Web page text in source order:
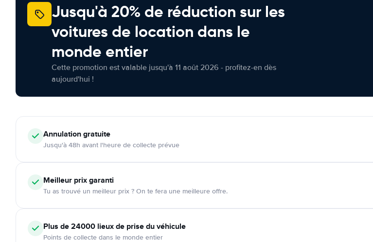
Jusqu'à 20% de réduction sur les
voitures de location dans le
monde entier
Cette promotion est valable jusqu'à 11 août 2026 - profitez-en dès
aujourd'hui !
Annulationgratuite
Jusqu'à 48h avant l'heure de collecte prévue
Meilleur prix garanti
Tu as trouvé un meilleur prix ? On te fera une meilleure offre.
Plus de 24000 lieux de prise du véhicule
Points de collecte dans le monde entier